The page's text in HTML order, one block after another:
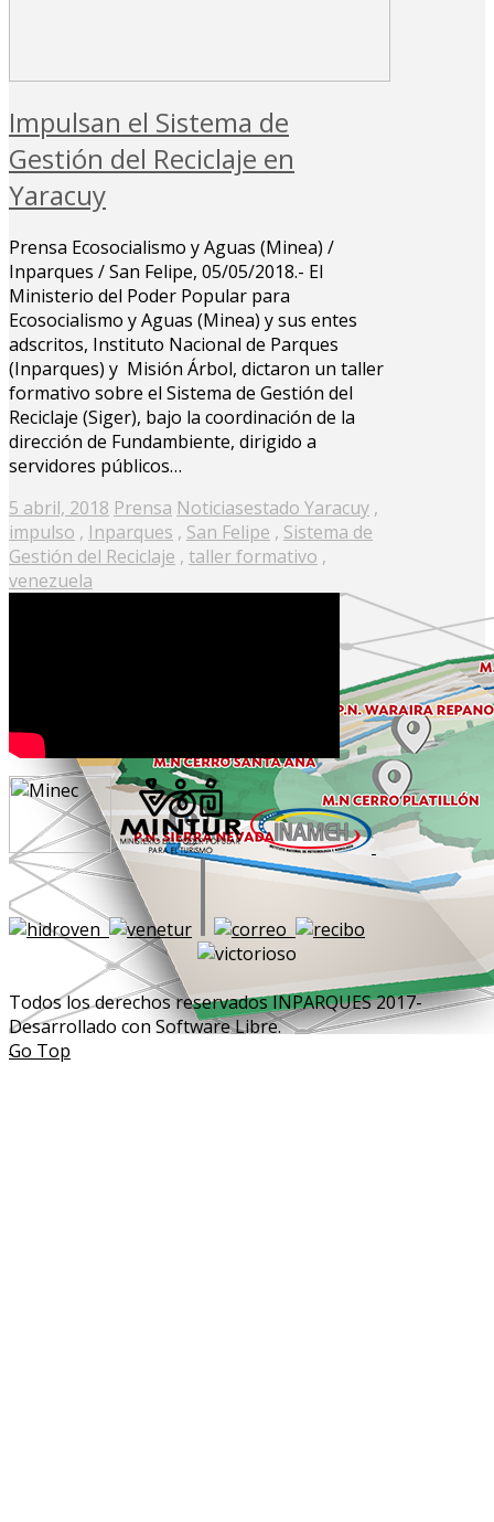
Impulsan el Sistema de
Gestión del Reciclaje en
Yaracuy
Prensa Ecosocialismo y Aguas (Minea) /
Inparques / San Felipe, 05/05/2018.- El
Ministerio del Poder Popular para
Ecosocialismo y Aguas (Minea) y sus entes
adscritos, Instituto Nacional de Parques
(Inparques) y Misión Árbol, dictaron un taller
formativo sobre el Sistema de Gestión del
Reciclaje (Siger), bajo la coordinación de la
dirección de Fundambiente, dirigido a
servidores públicos…
Posted
on
5 abril, 2018 Prensa Noticiasestado Yaracuy ,
impulso , Inparques , San Felipe , Sistema de
Gestión del Reciclaje , taller formativo ,
venezuela
Todos los derechos reservados INPARQUES 2017-
Desarrollado con Software Libre.
Go Top